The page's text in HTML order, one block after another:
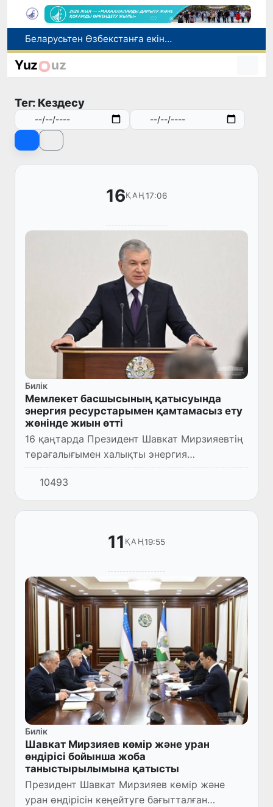
Адам саудасынан зардап шеккен азаматтар әлеуметтік қызметтермен қамтылады
Тарихи күн: Өзбекстанның «Самарқант-2028» жасанды серігі орбитаға сәтті шығарылды
Беларусьтен Өзбекстанға екінші тікелей жүк пойызы жөнелтілді
Yuz uz
Тег: Кездесу
16ҚАҢ17:06
Билік
Мемлекет басшысының қатысуында
энергия ресурстарымен қамтамасыз ету
жөнінде жиын өтті
16 қаңтарда Президент Шавкат Мирзияевтің
төрағалығымен халықты энергия
ресурстарымен үздіксіз қамтамасыз ету
шаралары туралы бейне байланысты кеңес
өтті.
10493
11 ҚАҢ19:55
Билік
Шавкат Мирзияев көмір және уран
өндірісі бойынша жоба
таныстырылымына қатысты
Президент Шавкат Мирзияев көмір және
уран өндірісін кеңейтуге бағытталған